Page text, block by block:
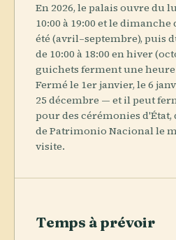
En 2026, le palais ouvre du
10:00 à 19:00 et le dimanche
été (avril–septembre), puis
de 10:00 à 18:00 en hiver
guichets ferment une heure
Fermé le 1er janvier, le 6
25 décembre — et il peut
pour des cérémonies
de Patrimonio Nacional le
visite.
Temps à prévoir